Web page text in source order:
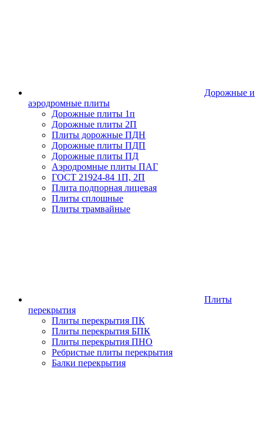
Дорожные и
аэродромные плиты
Дорожные плиты 1п
Дорожные плиты 2П
Плиты дорожные ПДН
Дорожные плиты ПДП
Дорожные плиты ПД
Аэродромные плиты ПАГ
ГОСТ 21924-84 1П, 2П
Плита подпорная лицевая
Плиты сплошные
Плиты трамвайные
Плиты
перекрытия
Плиты перекрытия ПК
Плиты перекрытия БПК
Плиты перекрытия ПНО
Ребристые плиты перекрытия
Балки перекрытия